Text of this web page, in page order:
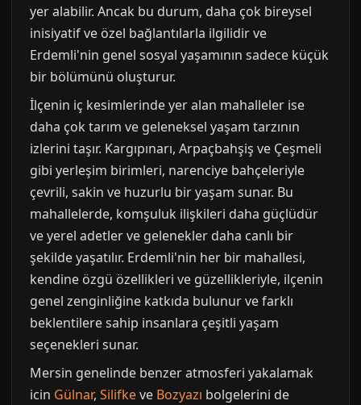
yer alabilir. Ancak bu durum, daha çok bireysel
inisiyatif ve özel bağlantılarla ilgilidir ve
Erdemli'nin genel sosyal yaşamının sadece küçük
bir bölümünü oluşturur.
İlçenin iç kesimlerinde yer alan mahalleler ise
daha çok tarım ve geleneksel yaşam tarzının
izlerini taşır. Kargıpınarı, Arpaçbahşiş ve Çeşmeli
gibi yerleşim birimleri, narenciye bahçeleriyle
çevrili, sakin ve huzurlu bir yaşam sunar. Bu
mahallelerde, komşuluk ilişkileri daha güçlüdür
ve yerel adetler ve gelenekler daha canlı bir
şekilde yaşatılır. Erdemli'nin her bir mahallesi,
kendine özgü özellikleri ve güzellikleriyle, ilçenin
genel zenginliğine katkıda bulunur ve farklı
beklentilere sahip insanlara çeşitli yaşam
seçenekleri sunar.
Mersin genelinde benzer atmosferi yakalamak
icin Gülnar, Silifkeve Bozyazı bolgelerini de